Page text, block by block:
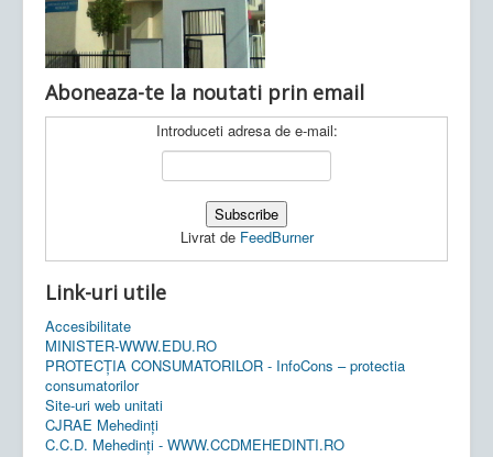
Aboneaza-te la noutati prin email
Introduceti adresa de e-mail:
Livrat de FeedBurner
Link-uri utile
Accesibilitate
MINISTER-WWW.EDU.RO
PROTECȚIA CONSUMATORILOR - InfoCons – protectia
consumatorilor
Site-uri web unitati
CJRAE Mehedinți
C.C.D. Mehedinţi - WWW.CCDMEHEDINTI.RO